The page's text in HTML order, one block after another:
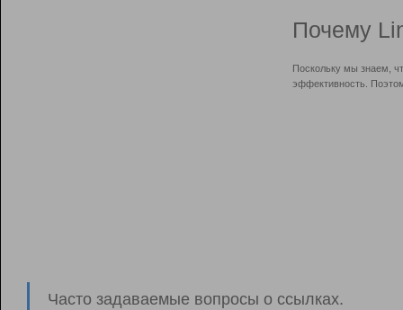
Почему
Поскольку мы знаем,
эффективность.
Часто задаваемые вопросы о ссылках.